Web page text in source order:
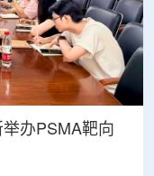
办PSMA靶向